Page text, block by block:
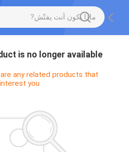
is no longer available.
any related products that
interest you